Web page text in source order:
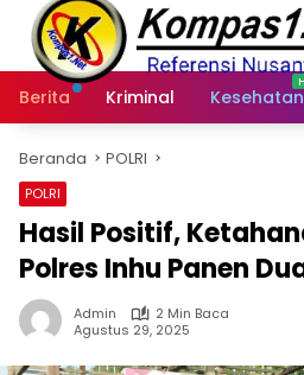
Langsung
konten
Berita
Kriminal Kesehatan
Beranda POLRI
POLRI
Hasil Positif,
Polres Inhu Panen
Admin
2 Min Baca
Agustus 29, 2025